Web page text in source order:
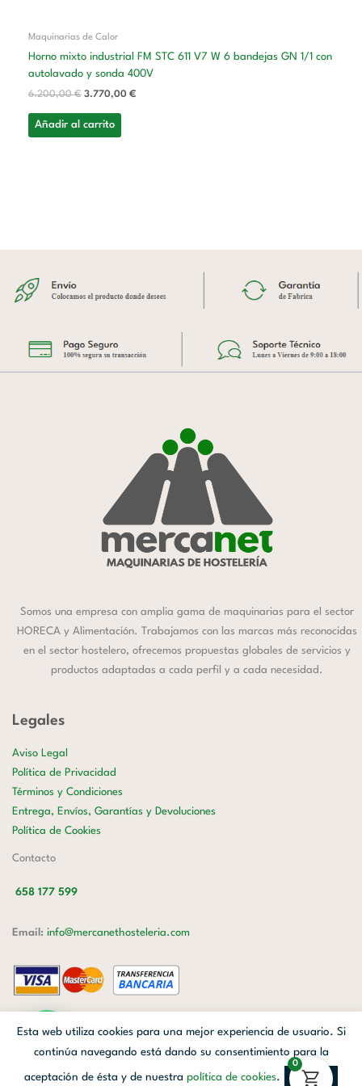
Maquinarias de Calor
Horno mixto industrial FM STC 611 V7 W 6 bandejas GN 1/1 con
autolavado y sonda 400V
6.200,00€ 3.770,00 €
Añadir al carrito
Somos una empresa con amplia gama de maquinarias para el sector
HORECA y Alimentación. Trabajamos con las marcas más reconocidas
en el sector hostelero, ofrecemos propuestas globales de servicios y
productos adaptadas a cada perfil y a cada necesidad.
Legales
Aviso Legal
Política de Privacidad
Términos y Condiciones
Entrega, Envíos, Garantías y Devoluciones
Política de Cookies
Contacto
658 177 599
Email: info@mercanethosteleria.com
Mercanet © 2026.| Diseñado porAvanzada Digital| Webmaster
Esta web utiliza cookies para una mejor experiencia de usuario. Si
continúa navegando está dando su consentimiento para la
aceptación de ésta y de nuestra política de cookies. Aceptar
0